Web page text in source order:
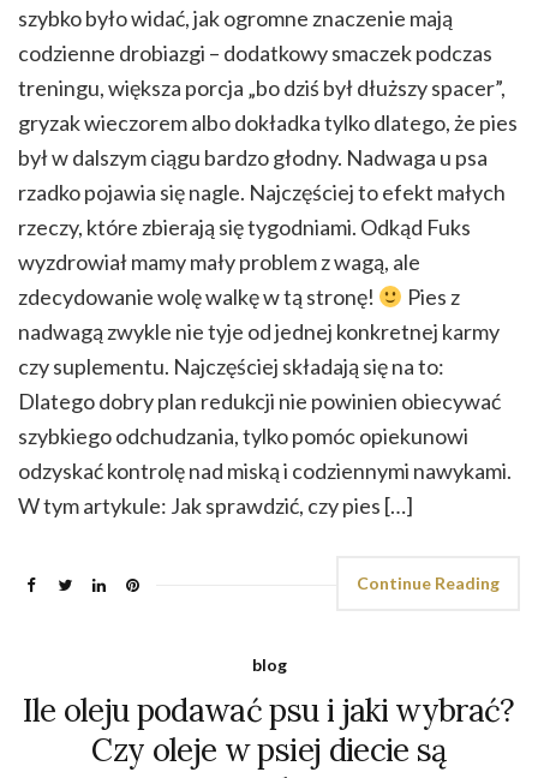
szybko było widać, jak ogromne znaczenie mają
codzienne drobiazgi – dodatkowy smaczek podczas
treningu, większa porcja „bo dziś był dłuższy spacer”,
gryzak wieczorem albo dokładka tylko dlatego, że pies
był w dalszym ciągu bardzo głodny. Nadwaga u psa
rzadko pojawia się nagle. Najczęściej to efekt małych
rzeczy, które zbierają się tygodniami. Odkąd Fuks
wyzdrowiał mamy mały problem z wagą, ale
zdecydowanie wolę walkę w tą stronę!
Pies z
nadwagą zwykle nie tyje od jednej konkretnej karmy
czy suplementu. Najczęściej składają się na to:
Dlatego dobry plan redukcji nie powinien obiecywać
szybkiego odchudzania, tylko pomóc opiekunowi
odzyskać kontrolę nad miską i codziennymi nawykami.
W tym artykule: Jak sprawdzić, czy pies […]
Continue Reading
blog
Ile oleju podawać psu i jaki wybrać?
Czy oleje w psiej diecie są